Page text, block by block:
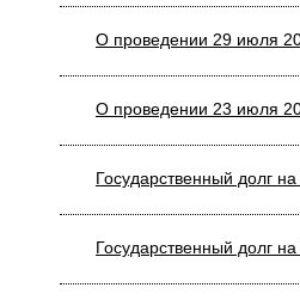
О проведении 29 июля
O проведении 23 июля
Государственный долг
Государственный долг